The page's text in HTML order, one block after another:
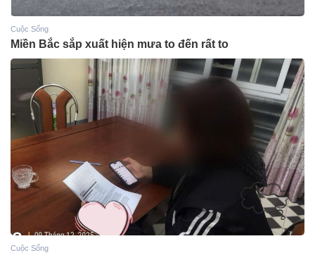
Cuộc Sống
Miền Bắc sắp xuất hiện mưa to đến rất to
Cuộc Sống